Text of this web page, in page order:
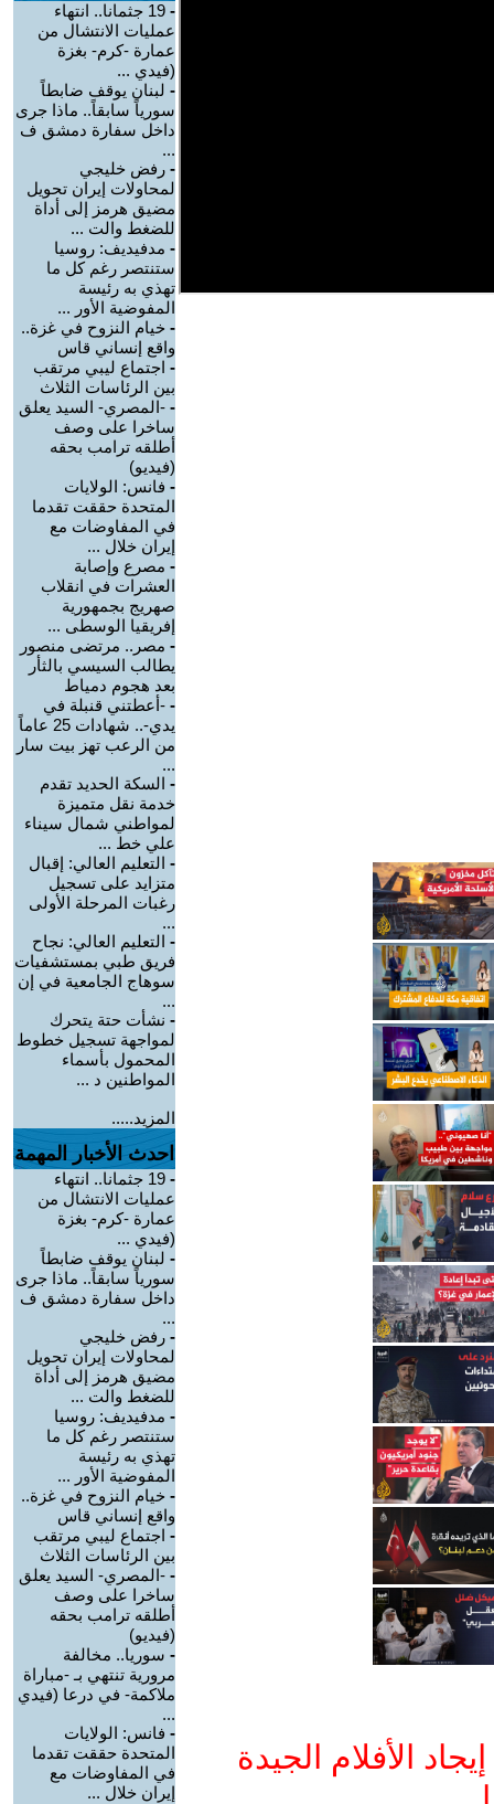
الأفلام الجيدة
-
19 جثمانا.. انتهاء
عمليات الانتشال من
عمارة -كرم- بغزة
(فيدي ...
- لبنان يوقف ضابطاً
سورياً سابقاً.. ماذا جرى
داخل سفارة دمشق ف
...
- رفض خليجي
لمحاولات إيران تحويل
مضيق هرمز إلى أداة
للضغط والت ...
- مدفيديف: روسيا
ستنتصر رغم كل ما
تهذي به رئيسة
المفوضية الأور ...
- خيام النزوح في غزة..
واقع إنساني قاس
- اجتماع ليبي مرتقب
بين الرئاسات الثلاث
- -المصري- السيد يعلق
ساخرا على وصف
أطلقه ترامب بحقه
(فيديو)
- فانس: الولايات
المتحدة حققت تقدما
في المفاوضات مع
إيران خلال ...
- مصرع وإصابة
العشرات في انقلاب
صهريج بجمهورية
إفريقيا الوسطى ...
- مصر.. مرتضى منصور
يطالب السيسي بالثأر
بعد هجوم دمياط
- -أعطتني قنبلة في
يدي-.. شهادات 25 عاماً
من الرعب تهز بيت سار
...
- السكة الحديد تقدم
خدمة نقل متميزة
لمواطني شمال سيناء
علي خط ...
- التعليم العالي: إقبال
متزايد على تسجيل
رغبات المرحلة الأولى
...
- التعليم العالي: نجاح
فريق طبي بمستشفيات
سوهاج الجامعية في إن
...
- نشأت حتة يتحرك
لمواجهة تسجيل خطوط
المحمول بأسماء
المواطنين د ...
المزيد.....
احدث الأخبار المهمة
-
19 جثمانا.. انتهاء
عمليات الانتشال من
عمارة -كرم- بغزة
(فيدي ...
- لبنان يوقف ضابطاً
سورياً سابقاً.. ماذا جرى
داخل سفارة دمشق ف
...
- رفض خليجي
لمحاولات إيران تحويل
مضيق هرمز إلى أداة
للضغط والت ...
- مدفيديف: روسيا
ستنتصر رغم كل ما
تهذي به رئيسة
المفوضية الأور ...
- خيام النزوح في غزة..
واقع إنساني قاس
- اجتماع ليبي مرتقب
بين الرئاسات الثلاث
- -المصري- السيد يعلق
ساخرا على وصف
أطلقه ترامب بحقه
(فيديو)
- سوريا.. مخالفة
مرورية تنتهي بـ -مباراة
ملاكمة- في درعا (فيدي
...
- فانس: الولايات
المتحدة حققت تقدما
في المفاوضات مع
إيران خلال ...